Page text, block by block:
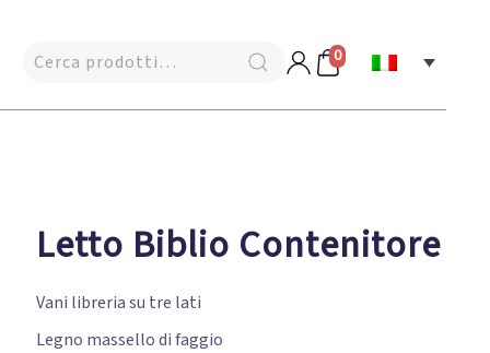
0
Letto Biblio Contenitore
Vani libreria su tre lati
Legno massello di faggio